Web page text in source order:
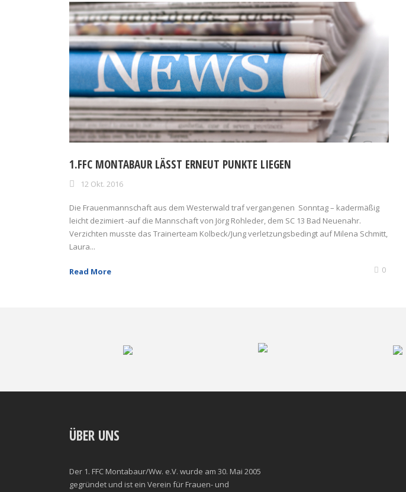
1.FFC MONTABAUR LÄSST ERNEUT PUNKTE LIEGEN
12 Okt. 2016
Die Frauenmannschaft aus dem Westerwald traf vergangenen Sonntag – kadermäßig
leicht dezimiert -auf die Mannschaft von Jörg Rohleder, dem SC 13 Bad Neuenahr.
Verzichten musste das Trainerteam Kolbeck/Jung verletzungsbedingt auf Milena Schmitt,
Laura...
Read More 0
ÜBER UNS
Der 1. FFC Montabaur/Ww. e.V. wurde am 30. Mai 2005
gegründet und ist ein Verein für Frauen- und